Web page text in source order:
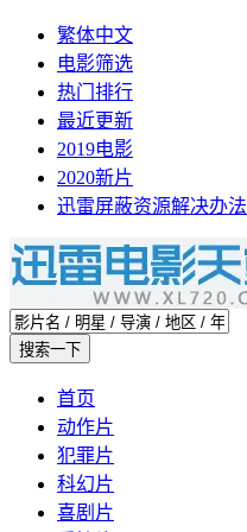
繁体中文
电影筛选
热门排行
最近更新
2019电影
2020新片
迅雷屏蔽资源解决办法
首页
动作片
犯罪片
科幻片
喜剧片